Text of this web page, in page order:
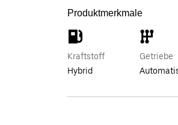
Produktmerkmale
Kraftstoff
Hybrid
Getriebe